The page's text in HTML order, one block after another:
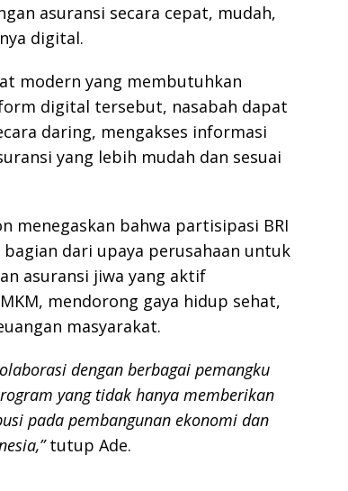
asuransi secara cepat, mudah,
digital.
modern yang membutuhkan
digital tersebut, nasabah dapat
daring, mengakses informasi
yang lebih mudah dan sesuai
menegaskan bahwa partisipasi BRI
bagian dari upaya perusahaan untuk
asuransi jiwa yang aktif
mendorong gaya hidup sehat,
masyarakat.
dengan berbagai pemangku
yang tidak hanya memberikan
pada pembangunan ekonomi dan
tutup Ade.